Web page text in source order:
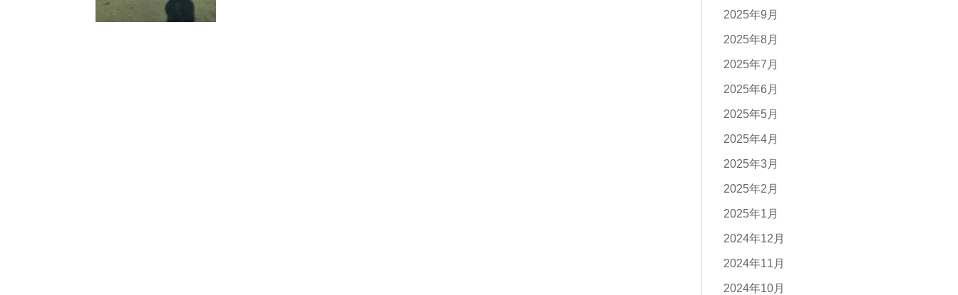
2025年9月
2025年8月
2025年7月
2025年6月
2025年5月
2025年4月
2025年3月
2025年2月
2025年1月
2024年12月
2024年11月
2024年10月